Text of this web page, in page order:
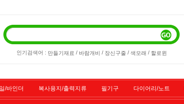
인기검색어 : 만들기재료 / 바람개비 / 장신구줄 / 색모래 / 할로윈
/바인더 복사용지/출력지류 필기구 다이어리/노트